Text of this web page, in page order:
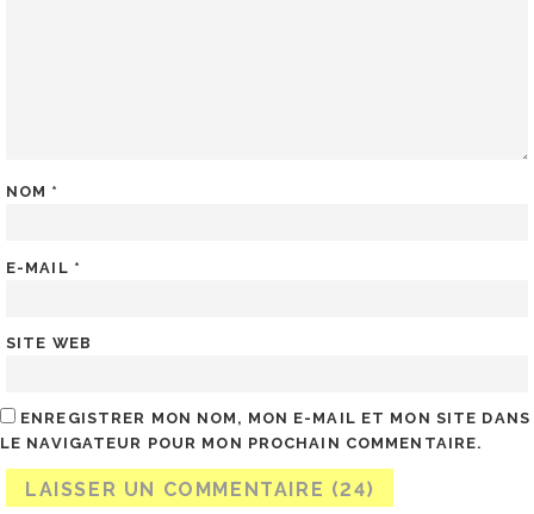
NOM *
E-MAIL *
SITE WEB
ENREGISTRER MON NOM, MON E-MAIL ET MON SITE DANS
LE NAVIGATEUR POUR MON PROCHAIN COMMENTAIRE.